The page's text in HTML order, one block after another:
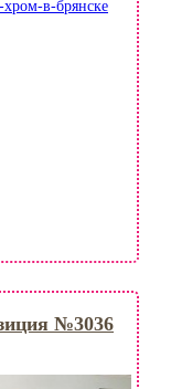
№3036